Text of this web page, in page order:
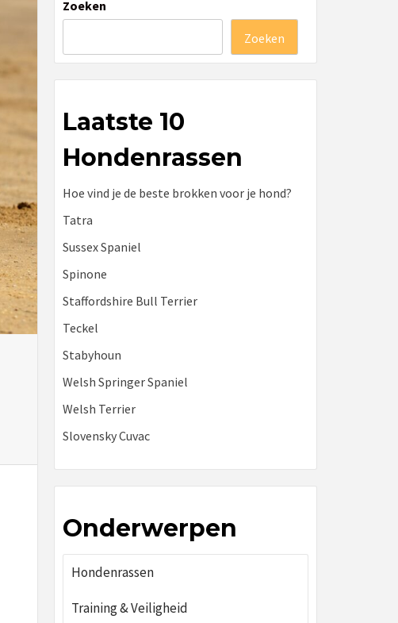
Zoeken
Zoeken
Laatste 10
Hondenrassen
Hoe vind je de beste brokken voor je hond?
Tatra
Sussex Spaniel
Spinone
Staffordshire Bull Terrier
Teckel
Stabyhoun
Welsh Springer Spaniel
Welsh Terrier
Slovensky Cuvac
Onderwerpen
Hondenrassen
Training & Veiligheid